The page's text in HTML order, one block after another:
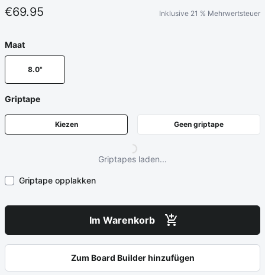
€69.95
Inklusive 21 % Mehrwertsteuer
Maat
8.0"
Griptape
Kiezen Geen griptape
Griptapes laden...
Griptape opplakken
Im Warenkorb
Zum Board Builder hinzufügen